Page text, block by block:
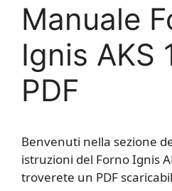
Manuale
Ignis AKS
PDF
Benvenuti nella sezione
istruzioni del Forno Ignis
troverete un PDF